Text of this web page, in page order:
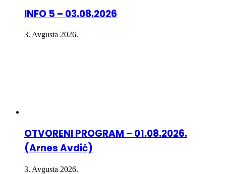
INFO 5 – 03.08.2026
3. Avgusta 2026.
OTVORENI PROGRAM – 01.08.2026.
(Arnes Avdić)
3. Avgusta 2026.